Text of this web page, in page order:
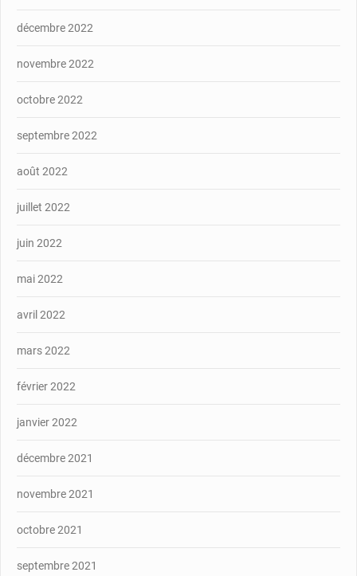
décembre 2022
novembre 2022
octobre 2022
septembre 2022
août 2022
juillet 2022
juin 2022
mai 2022
avril 2022
mars 2022
février 2022
janvier 2022
décembre 2021
novembre 2021
octobre 2021
septembre 2021